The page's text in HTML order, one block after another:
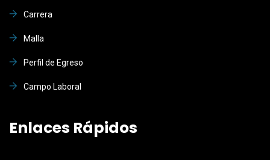
Carrera
Malla
Perfil de Egreso
Campo Laboral
Enlaces Rápidos